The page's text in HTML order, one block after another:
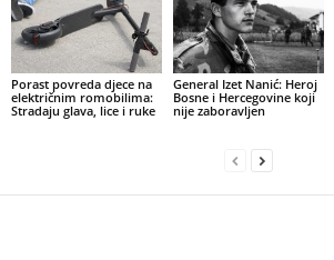
Porast povreda djece na
električnim romobilima:
Stradaju glava, lice i ruke
General Izet Nanić: Heroj
Bosne i Hercegovine koji
nije zaboravljen